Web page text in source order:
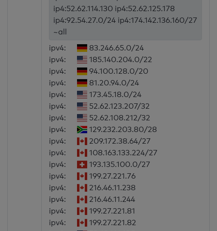
ip4:52.62.114.130 ip4:52.62.125.178
ip4:92.54.27.0/24 ip4:174.142.136.160/27
~all
ipv4:
83.246.65.0/24
ipv4:
185.140.204.0/22
ipv4:
94.100.128.0/20
ipv4:
81.20.94.0/24
ipv4:
173.45.18.0/24
ipv4:
52.62.123.207/32
ipv4:
52.62.108.212/32
ipv4:
129.232.203.80/28
ipv4:
209.172.38.64/27
ipv4:
108.163.133.224/27
ipv4:
193.135.100.0/27
ipv4:
199.27.221.76
ipv4:
216.46.11.238
ipv4:
216.46.11.244
ipv4:
199.27.221.81
ipv4:
199.27.221.82